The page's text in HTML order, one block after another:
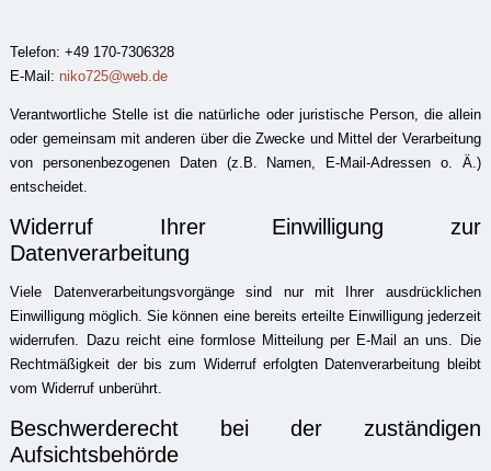
Telefon: +49 170-7306328
E-Mail: niko725@web.de
Verantwortliche Stelle ist die natürliche oder juristische Person, die allein
oder gemeinsam mit anderen über die Zwecke und Mittel der Verarbeitung
von personenbezogenen Daten (z.B. Namen, E-Mail-Adressen o. Ä.)
entscheidet.
Widerruf Ihrer Einwilligung zur
Datenverarbeitung
Viele Datenverarbeitungsvorgänge sind nur mit Ihrer ausdrücklichen
Einwilligung möglich. Sie können eine bereits erteilte Einwilligung jederzeit
widerrufen. Dazu reicht eine formlose Mitteilung per E-Mail an uns. Die
Rechtmäßigkeit der bis zum Widerruf erfolgten Datenverarbeitung bleibt
vom Widerruf unberührt.
Beschwerderecht bei der zuständigen
Aufsichtsbehörde